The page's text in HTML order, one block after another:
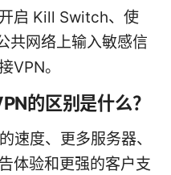
启 Kill Switch、使
共网络上输入敏感信
VPN。
的区别是什么？
速度、更多服务器、
体验和更强的客户支